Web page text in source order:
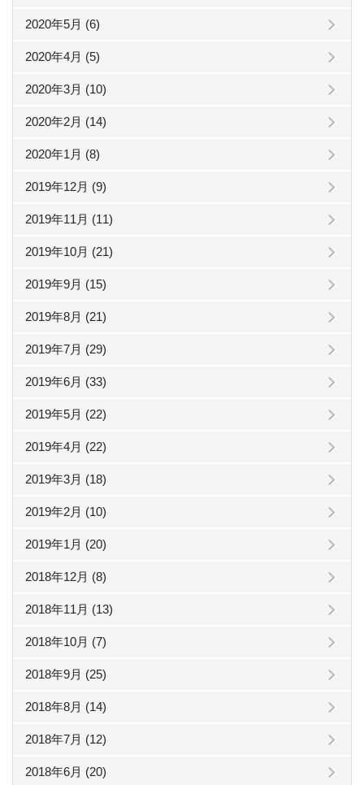
2020年5月 (6)
2020年4月 (5)
2020年3月 (10)
2020年2月 (14)
2020年1月 (8)
2019年12月 (9)
2019年11月 (11)
2019年10月 (21)
2019年9月 (15)
2019年8月 (21)
2019年7月 (29)
2019年6月 (33)
2019年5月 (22)
2019年4月 (22)
2019年3月 (18)
2019年2月 (10)
2019年1月 (20)
2018年12月 (8)
2018年11月 (13)
2018年10月 (7)
2018年9月 (25)
2018年8月 (14)
2018年7月 (12)
2018年6月 (20)